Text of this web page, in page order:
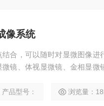
像系统
合，可以随时对显微图像进
镜、体视显微镜、金相显微
机和高光谱相机，可以使用视
产品型号： 浏览量：